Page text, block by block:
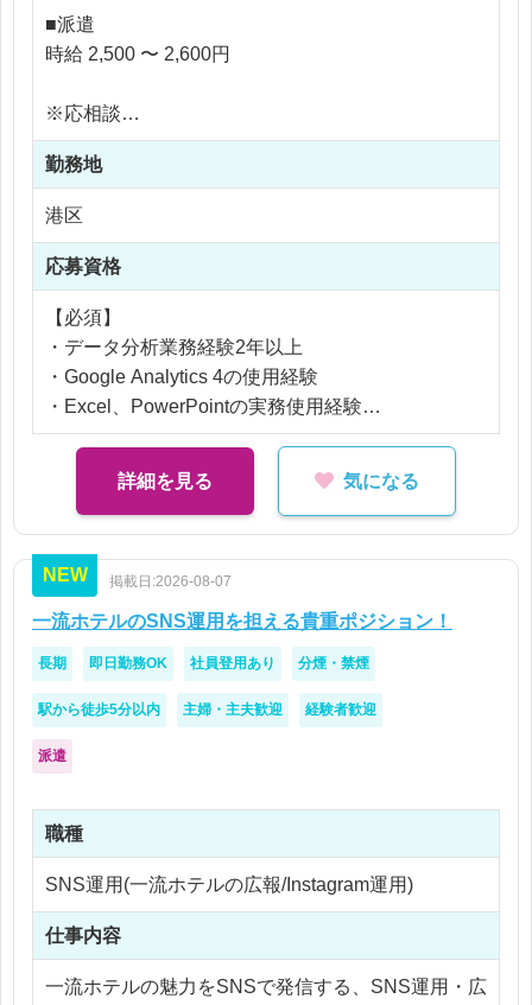
ザー属性など）
・Tableauを用いたデータ可視化・レポート作成
・社内からのデータ活用相談対応
・データリテラシー向上施策の推進
■派遣
時給 2,500 〜 2,600円
※応相談
※ご経験により優遇
※交通費支給
※残業代全額支給
勤務地
港区
応募資格
【必須】
・データ分析業務経験2年以上
・Google Analytics 4の使用経験
・Excel、PowerPointの実務使用経験
・基本的なPCスキル
【歓迎】
・Tableauの使用経験
・Excel関数、VLOOKUP、マクロの理解
詳細を見る 気になる
NEW 掲載日:2026-08-07
一流ホテルのSNS運用を担える貴重ポジション！
長期 即日勤務OK 社員登用あり 分煙・禁煙
駅から徒歩5分以内 主婦・主夫歓迎 経験者歓迎
派遣
職種
SNS運用(一流ホテルの広報/Instagram運用)
仕事内容
一流ホテルの魅力をSNSで発信する、SNS運用・広